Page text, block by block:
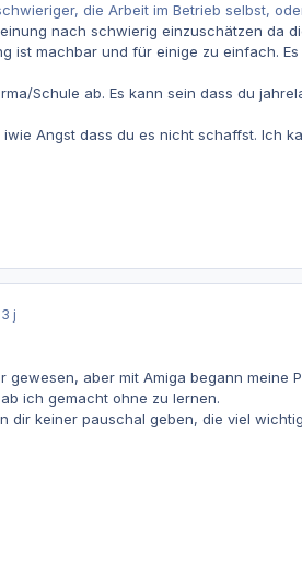
die Arbeit im Betrieb selbst,
nach schwierig einzuschätzen da
ist machbar und für einige zu einfach.
Schule ab. Es kann sein dass du
Angst dass du es nicht schaffst. Ich
3 j
gewesen, aber mit Amiga begann meine
ich gemacht ohne zu lernen.
dir keiner pauschal geben, die viel